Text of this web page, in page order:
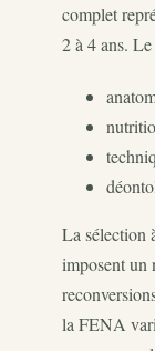
complet
2 à 4 ans.
La sélection
imposent un
la FENA